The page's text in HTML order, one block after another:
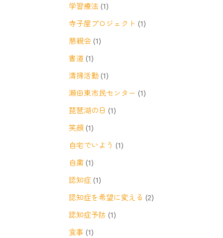
学習療法 (1)
寺子屋プロジェクト (1)
懇親会 (1)
書道 (1)
清掃活動 (1)
瀬田東市民センター (1)
琵琶湖の日 (1)
笑顔 (1)
自宅でいよう (1)
自粛 (1)
認知症 (1)
認知症を希望に変える (2)
認知症予防 (1)
食事 (1)